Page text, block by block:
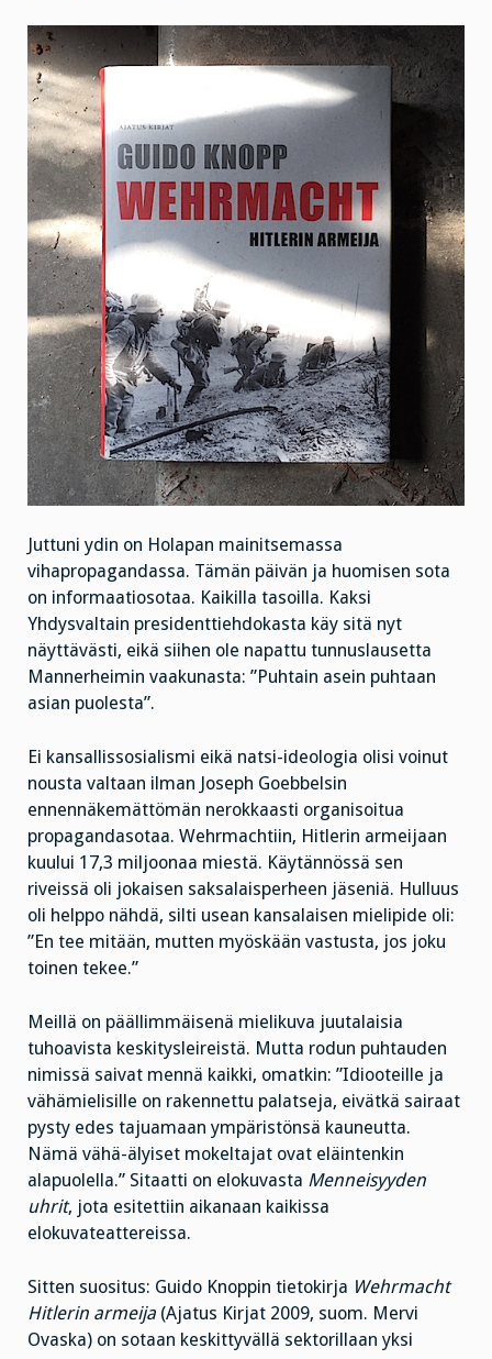
Juttuni ydin on Holapan mainitsemassa
vihapropagandassa. Tämän päivän ja huomisen sota
on informaatiosotaa. Kaikilla tasoilla. Kaksi
Yhdysvaltain presidenttiehdokasta käy sitä nyt
näyttävästi, eikä siihen ole napattu tunnuslausetta
Mannerheimin vaakunasta: ”Puhtain asein puhtaan
asian puolesta”.
Ei kansallissosialismi eikä natsi-ideologia olisi voinut
nousta valtaan ilman Joseph Goebbelsin
ennennäkemättömän nerokkaasti organisoitua
propagandasotaa. Wehrmachtiin, Hitlerin armeijaan
kuului 17,3 miljoonaa miestä. Käytännössä sen
riveissä oli jokaisen saksalaisperheen jäseniä. Hulluus
oli helppo nähdä, silti usean kansalaisen mielipide oli:
”En tee mitään, mutten myöskään vastusta, jos joku
toinen tekee.”
Meillä on päällimmäisenä mielikuva juutalaisia
tuhoavista keskitysleireistä. Mutta rodun puhtauden
nimissä saivat mennä kaikki, omatkin: ”Idiooteille ja
vähämielisille on rakennettu palatseja, eivätkä sairaat
pysty edes tajuamaan ympäristönsä kauneutta.
Nämä vähä-älyiset mokeltajat ovat eläintenkin
alapuolella.” Sitaatti on elokuvasta Menneisyyden
uhrit, jota esitettiin aikanaan kaikissa
elokuvateattereissa.
Sitten suositus: Guido Knoppin tietokirja Wehrmacht
Hitlerin armeija (Ajatus Kirjat 2009, suom. Mervi
Ovaska) on sotaan keskittyvällä sektorillaan yksi